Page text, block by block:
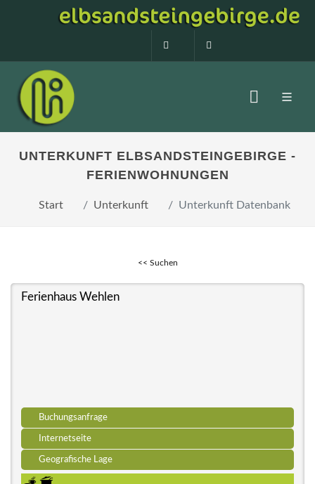
0160 99873408
UNTERKUNFT ELBSANDSTEINGEBIRGE -
FERIENWOHNUNGEN
Start Unterkunft Unterkunft Datenbank
<< Suchen
Ferienhaus Wehlen
Buchungsanfrage
Internetseite
Geografische Lage